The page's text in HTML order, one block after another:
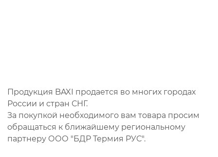
Продукция BAXI продается во многих городах
России и стран СНГ.
За покупкой необходимого вам товара просим
обращаться к ближайшему региональному
партнеру ООО "БДР Термия РУС".